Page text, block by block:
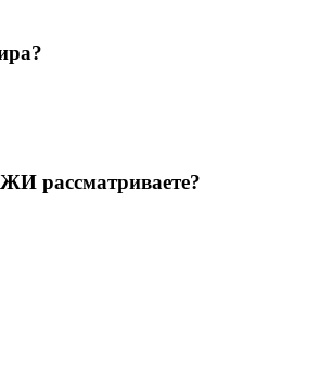
рассматриваете?